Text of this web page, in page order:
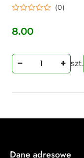
(0)
Cena:
8.00
szt.
Dane adresowe